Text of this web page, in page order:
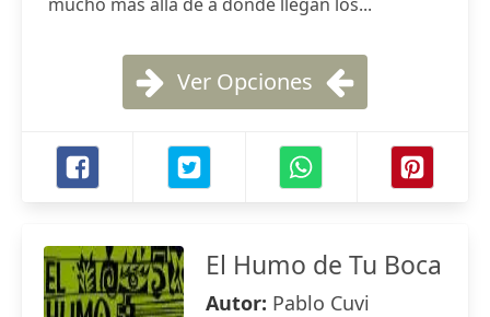
Ver Opciones
El Humo de Tu Boca
Autor: Pablo Cuvi